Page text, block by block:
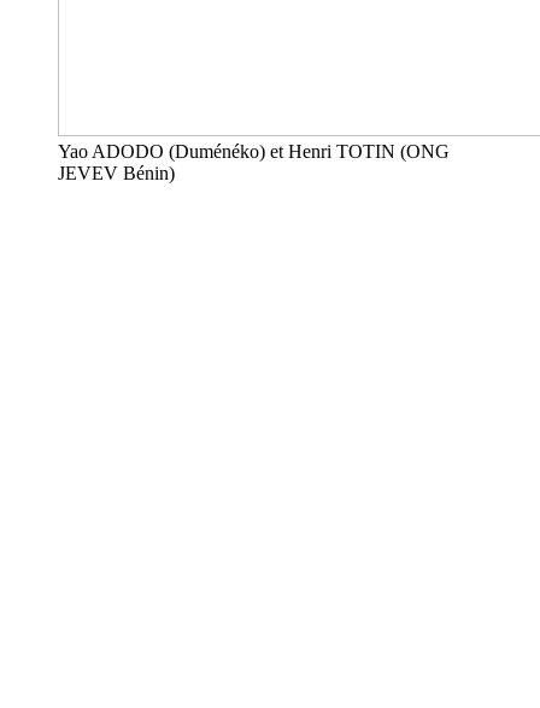
Yao ADODO (Duménéko) et Henri TOTIN (ONG
JEVEV Bénin)